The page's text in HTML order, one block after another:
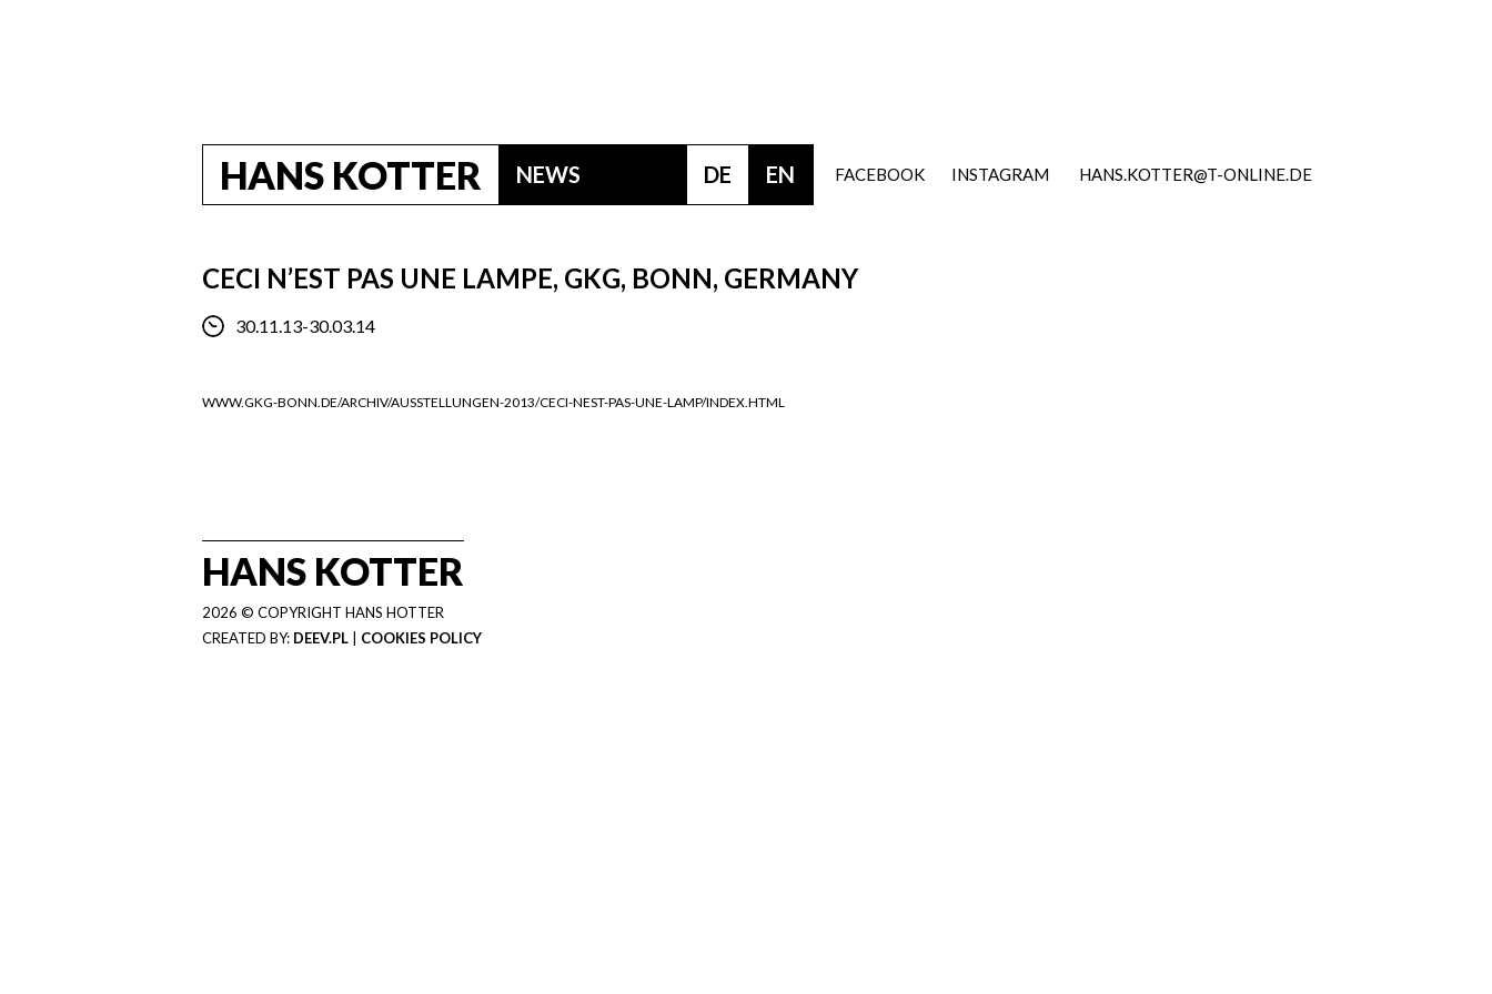
HANS KOTTER NEWS EN
DE INSTAGRAM
FACEBOOK HANS.KOTTER@T-ONLINE.DE
CECI N’EST PAS UNE LAMPE, GKG, BONN, GERMANY
30.11.13-30.03.14
WWW.GKG-BONN.DE/ARCHIV/AUSSTELLUNGEN-2013/CECI-NEST-PAS-UNE-LAMP/INDEX.HTML
HANS KOTTER
2026 © COPYRIGHT HANS HOTTER
CREATED BY: DEEV.PL COOKIES POLICY